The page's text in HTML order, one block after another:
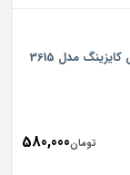
مدل 3615
تومان580,000